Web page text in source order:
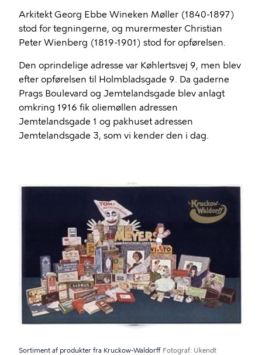
Arkitekt Georg Ebbe Wineken Møller (1840-1897)
stod for tegningerne, og murermester Christian
Peter Wienberg (1819-1901) stod for opførelsen.
Den oprindelige adresse var Køhlertsvej 9, men blev
efter opførelsen til Holmbladsgade 9. Da gaderne
Prags Boulevard og Jemtelandsgade blev anlagt
omkring 1916 fik oliemøllen adressen
Jemtelandsgade 1 og pakhuset adressen
Jemtelandsgade 3, som vi kender den i dag.
Sortiment af produkter fra Kruckow-Waldorff Fotograf Ukendt